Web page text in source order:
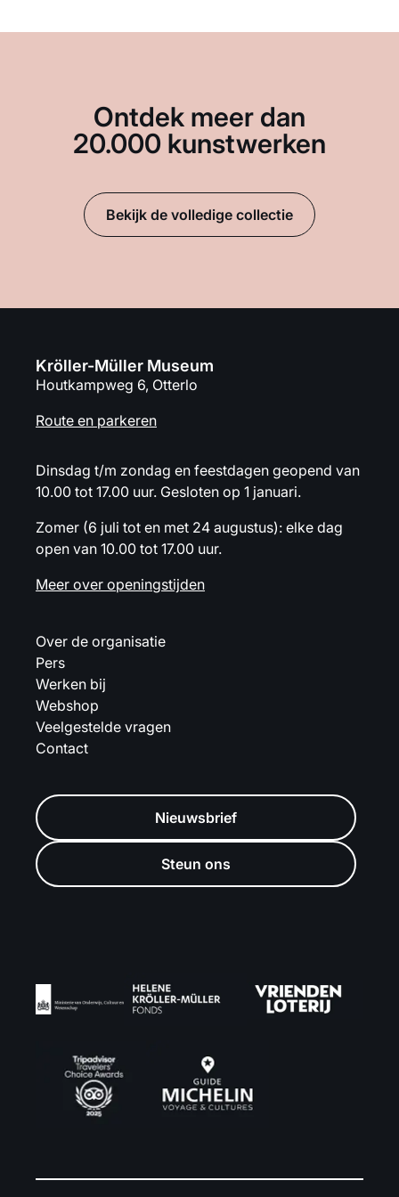
Ontdek meer dan
20.000 kunstwerken
Bekijk de volledige collectie
Kröller-Müller Museum
Houtkampweg 6, Otterlo
Route en parkeren
Dinsdag t/m zondag en feestdagen geopend van
10.00 tot 17.00 uur. Gesloten op 1 januari.
Zomer (6 juli tot en met 24 augustus): elke dag
open van 10.00 tot 17.00 uur.
Meer over openingstijden
Over de organisatie
Pers
Werken bij
Webshop
Veelgestelde vragen
Contact
Nieuwsbrief
Steun ons